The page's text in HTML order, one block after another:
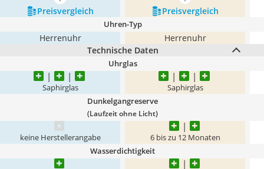
Preis­vergleich
Preis­vergleich
Uhren-Typ
Herrenuhr
Herrenuhr
Technische Daten
Uhrglas
Saphirglas Saphirglas
Dunkelgangreserve
(Laufzeit ohne Licht)
keine Herstellerangabe 6 bis zu 12 Monaten
Wasserdichtigkeit